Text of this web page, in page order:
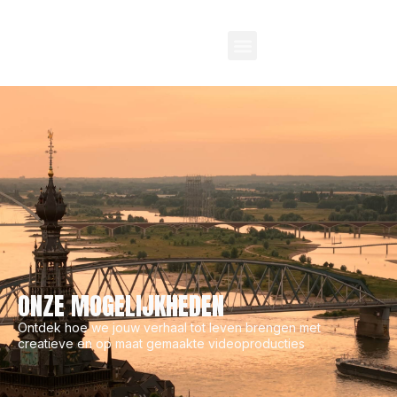
ONZE MOGELIJKHEDEN
Ontdek hoe we jouw verhaal tot leven brengen met
creatieve en op maat gemaakte videoproducties